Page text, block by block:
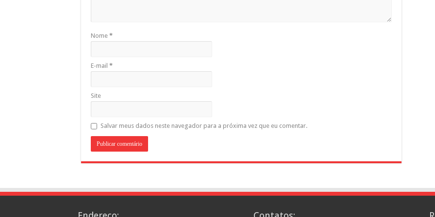
Nome *
E-mail *
Site
Salvar meus dados neste navegador para a próxima vez que eu comentar.